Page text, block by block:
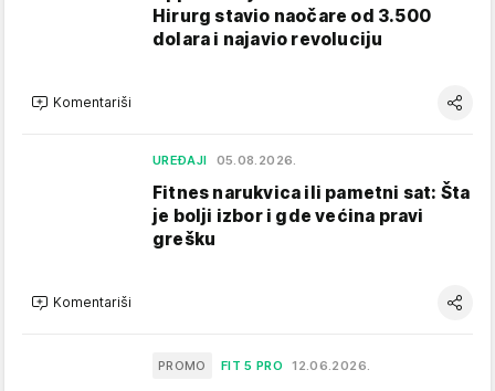
Hirurg stavio naočare od 3.500
dolara i najavio revoluciju
Komentariši
UREĐAJI 05.08.2026.
Fitnes narukvica ili pametni sat: Šta
je bolji izbor i gde većina pravi
grešku
Komentariši
PROMO FIT 5 PRO 12.06.2026.